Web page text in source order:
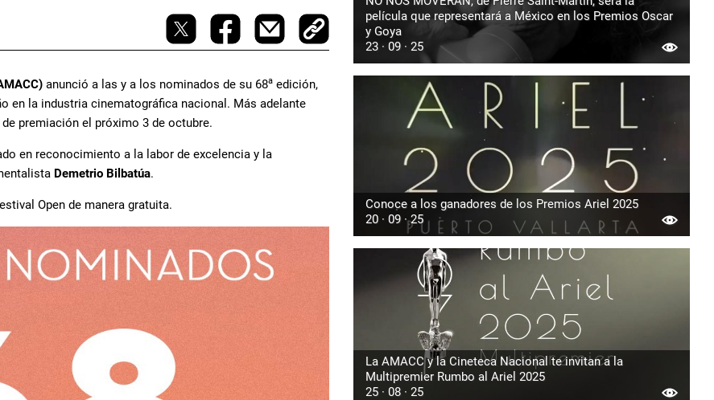
anunció a las y a los nominados de su 68a edición,
en la industria cinematográfica nacional. Más adelante
premiación el próximo 3 de octubre.
en reconocimiento a la labor de excelencia y la
Demetrio Bilbatúa.
Open de manera gratuita.
película que representará a México en los Premios Oscar
y Goya
23 · 09 · 25
Conoce a los ganadores de los Premios Ariel 2025
20 · 09 · 25
La AMACC y la Cineteca Nacional te invitan a la
Multipremier Rumbo al Ariel 2025
25 · 08 · 25